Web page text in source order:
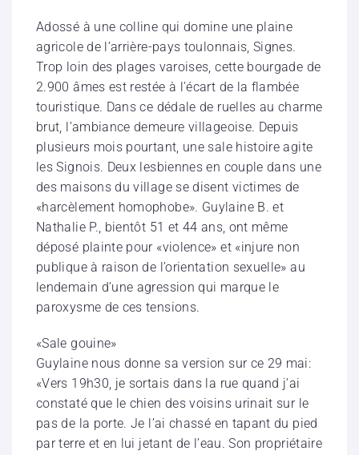
Adossé à une colline qui domine une plaine
agricole de l’arrière-pays toulonnais, Signes.
Trop loin des plages varoises, cette bourgade de
2.900 âmes est restée à l’écart de la flambée
touristique. Dans ce dédale de ruelles au charme
brut, l’ambiance demeure villageoise. Depuis
plusieurs mois pourtant, une sale histoire agite
les Signois. Deux lesbiennes en couple dans une
des maisons du village se disent victimes de
«harcèlement homophobe». Guylaine B. et
Nathalie P., bientôt 51 et 44 ans, ont même
déposé plainte pour «violence» et «injure non
publique à raison de l’orientation sexuelle» au
lendemain d’une agression qui marque le
paroxysme de ces tensions.
«Sale gouine»
Guylaine nous donne sa version sur ce 29 mai:
«Vers 19h30, je sortais dans la rue quand j’ai
constaté que le chien des voisins urinait sur le
pas de la porte. Je l’ai chassé en tapant du pied
par terre et en lui jetant de l’eau. Son propriétaire